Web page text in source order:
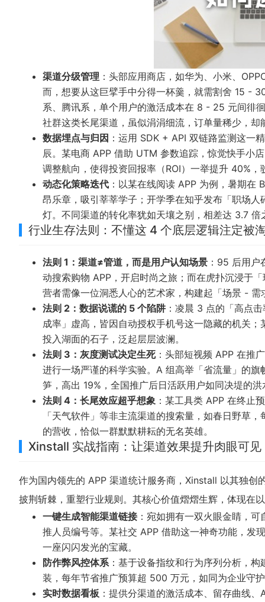
渠道分级管理 ：头部应用商店，如华为、小米、
而，想要从这巨擘手中分得一杯羹，就需割舍 15 -
系、腾讯系，单个用户的激活成本在 8 - 25 元间徘
社群这类长尾渠道，虽似涓涓细流，订单量稀少，
数据埋点与归因 ：运用 SDK + API 双链路监测这一
辰。某电商 APP 借助 UTM 参数追踪，惊觉快手小
调整航向，使得投资回报率（ROI）一举提升 40%，
动态化策略迭代 ：以某在线阅读 APP 为例，暑期在
昂乐章，吸引莘莘学子；开学季在知乎发布「职场
灯。不同渠道的转化率犹如天壤之别，相差达 3.7 倍
行业生存法则：不懂这 4 个底层逻辑注定被
法则 1：渠道≠管道，而是用户认知场景 ：95 后用
动搜索购物 APP，开启时尚之旅；而在虎扑沉浸于
营者需像一位洞悉人心的艺术家，构建起「场景 -
法则 2：数据说谎的 5 个陷阱 ：凌晨 3 点的「高点
成率」虚高，皆因自动授权手机号这一隐藏的机关
投入湖面的石子，泛起层层波澜。
法则 3：灰度测试决定生死：头部短视频 APP 在推
进行一场严谨的科学实验。A 组高举「省流量」的
笋，高出 19%，全国推广后日活跃用户如同决堤的
法则 4：长尾效应超乎想象 ：某工具类 APP 在终止
「天气软件」等非主流渠道的搜索量，如春日野草
的营收，恰似一群默默耕耘的无名英雄。
Xinstall 实战指南：让渠道效果提升肉眼可见
作为国内领先的 APP 渠道统计服务商，Xinstall 以其独创
披荆斩棘，重塑行业规则。其核心价值熠熠生辉，体现在
一键生成智能渠道链接：宛如拥有一双火眼金睛，
推人员编号等。某社交 APP 借助这一神奇功能，发
一座闪闪发光的宝藏。
防作弊风控体系：基于设备指纹和行为序列分析，
装，每年节省推广预算超 500 万元，如同为企业守
实时数据看板 ：提供分渠道的激活成本、留存曲线